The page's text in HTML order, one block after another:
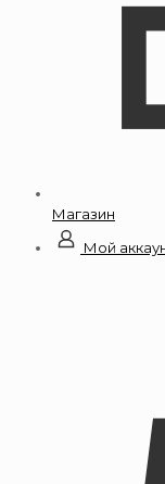
Магазин
Мой